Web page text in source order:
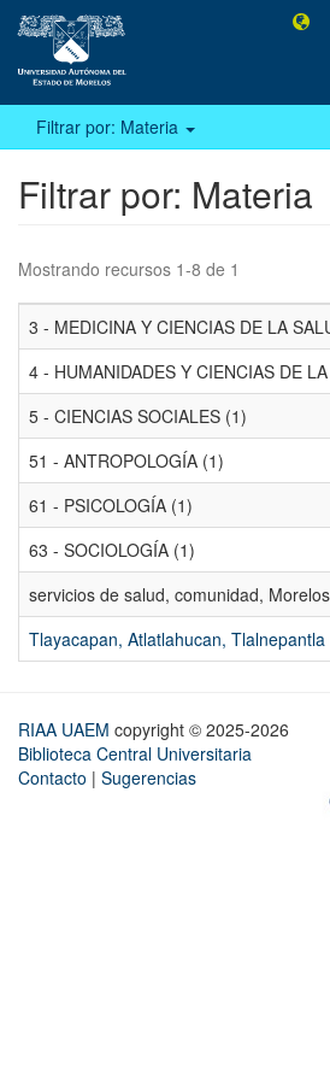
Filtrar por: Materia
Filtrar por: Materia
Mostrando recursos 1-8 de 1
3 - MEDICINA Y CIENCIAS DE LA
4 - HUMANIDADES Y CIENCIAS DE
5 - CIENCIAS SOCIALES (1)
51 - ANTROPOLOGÍA (1)
61 - PSICOLOGÍA (1)
63 - SOCIOLOGÍA (1)
servicios de salud, comunidad,
Tlayacapan, Atlatlahucan, Tlalnepantla
RIAA UAEM copyright © 2025-2026
Biblioteca Central Universitaria
Contacto | Sugerencias